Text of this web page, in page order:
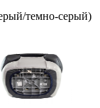
темно-серый)